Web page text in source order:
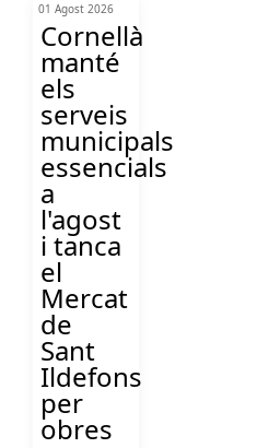
01 Agost 2026
Cornellà
manté
els
serveis
municipals
essencials
a
l'agost
i tanca
el
Mercat
de
Sant
Ildefons
per
obres